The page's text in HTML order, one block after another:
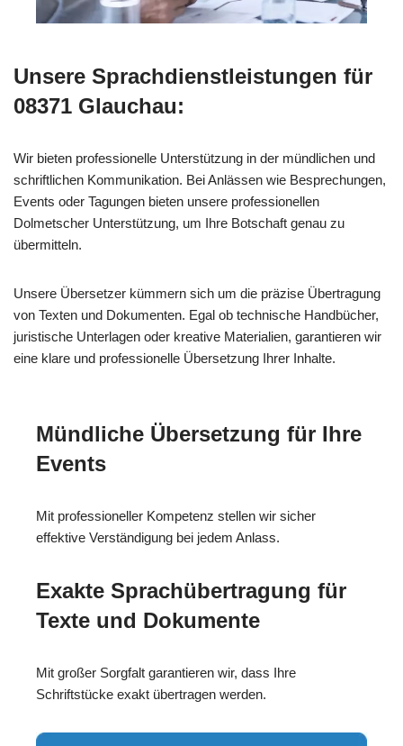
Unsere Sprachdienstleistungen für
08371 Glauchau:
Wir bieten professionelle Unterstützung in der mündlichen und
schriftlichen Kommunikation. Bei Anlässen wie Besprechungen,
Events oder Tagungen bieten unsere professionellen
Dolmetscher Unterstützung, um Ihre Botschaft genau zu
übermitteln.
Unsere Übersetzer kümmern sich um die präzise Übertragung
von Texten und Dokumenten. Egal ob technische Handbücher,
juristische Unterlagen oder kreative Materialien, garantieren wir
eine klare und professionelle Übersetzung Ihrer Inhalte.
Mündliche Übersetzung für Ihre
Events
Mit professioneller Kompetenz stellen wir sicher
effektive Verständigung bei jedem Anlass.
Exakte Sprachübertragung für
Texte und Dokumente
Mit großer Sorgfalt garantieren wir, dass Ihre
Schriftstücke exakt übertragen werden.